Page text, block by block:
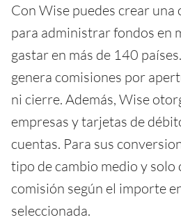
Con Wise puedes crear
para administrar fondos en
gastar en más de 140
genera comisiones por
ni cierre. Además, Wise
empresas y tarjetas de
cuentas. Para sus
tipo de cambio medio y solo
comisión según el importe
seleccionada.